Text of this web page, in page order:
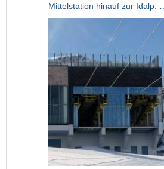
Mittelstation hinauf zur Idalp. …